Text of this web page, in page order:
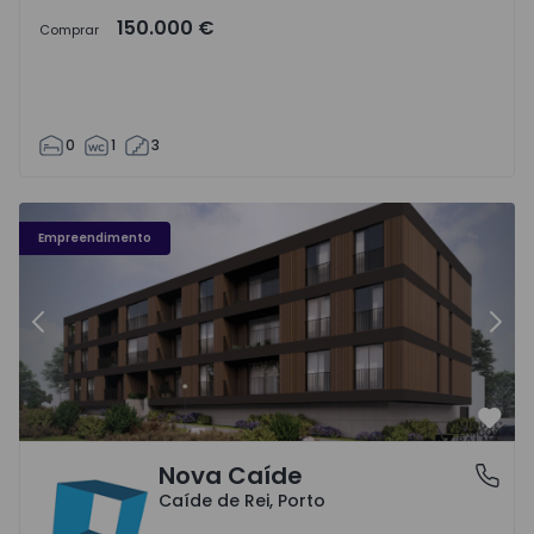
Comprar 150.000 €
0 1 3
Empreendimento
Nova Caíde - 1
Anterior
Caíde de Rei, PortoNova Caíde
Caíde de Rei, Porto